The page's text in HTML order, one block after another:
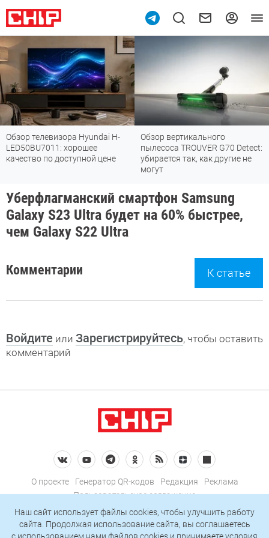
Обзор телевизора Hyundai H-
LED50BU7011: хорошее
качество по доступной цене
Обзор вертикального
пылесоса TROUVER G70 Detect:
убирается так, как другие не
могут
Уберфлагманский смартфон Samsung
Galaxy S23 Ultra будет на 60% быстрее,
чем Galaxy S22 Ultra
Комментарии К статье
Войдите или Зарегистрируйтесь, чтобы оставить
комментарий
О проекте Генератор QR-кодов Редакция
Реклама
Пользовательское соглашение
Политика конфиденциальности
Подписаться на рассылку
Наш сайт использует файлы cookies, чтобы улучшить работу
сайта. Продолжая использование сайта, вы соглашаетесь